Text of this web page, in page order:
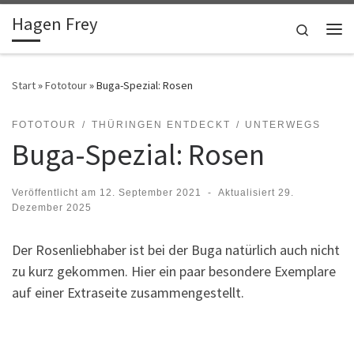
Zum Inhalt springen
Hagen Frey
Search
Start»Fototour»Buga-Spezial: Rosen
FOTOTOUR THÜRINGEN ENTDECKT UNTERWEGS
Buga-Spezial: Rosen
Veröffentlicht am 12. September 2021 - Aktualisiert 29.
Dezember 2025
Der Rosenliebhaber ist bei der Buga natürlich auch nicht
zu kurz gekommen. Hier ein paar besondere Exemplare
auf einer Extraseite zusammengestellt.